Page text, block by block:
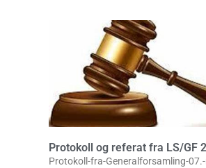
Protokoll og referat fra LS/GF
Protokoll-fra-Generalforsamling-